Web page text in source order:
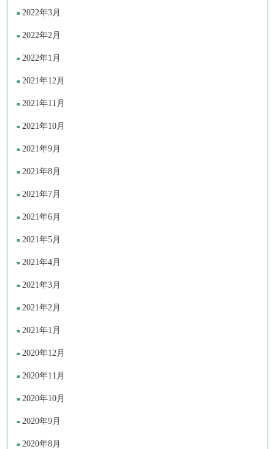
2022年3月
2022年2月
2022年1月
2021年12月
2021年11月
2021年10月
2021年9月
2021年8月
2021年7月
2021年6月
2021年5月
2021年4月
2021年3月
2021年2月
2021年1月
2020年12月
2020年11月
2020年10月
2020年9月
2020年8月